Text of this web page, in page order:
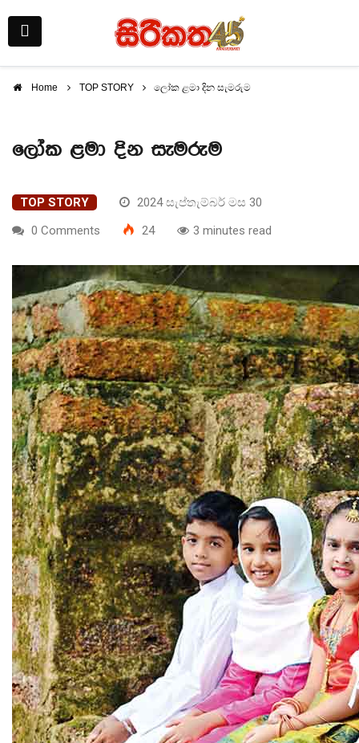
Home TOP STORY ලෝක ළමා දින සැමරුම
ලෝක ළමා දින සැමරුම
TOP STORY
2024 සැප්තැම්බර් මස 30
0 Comments
24 3 minutes read